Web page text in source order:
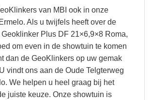
van MBI ook in onze
Als u twijfels heeft over de
Geoklinker Plus DF 21×6,9×8 Roma,
om even in de showtuin te komen
dan de GeoKlinkers op uw gemak
vindt ons aan de Oude Telgterweg
We helpen u heel graag bij het
juiste keuze. Onze showtuin is